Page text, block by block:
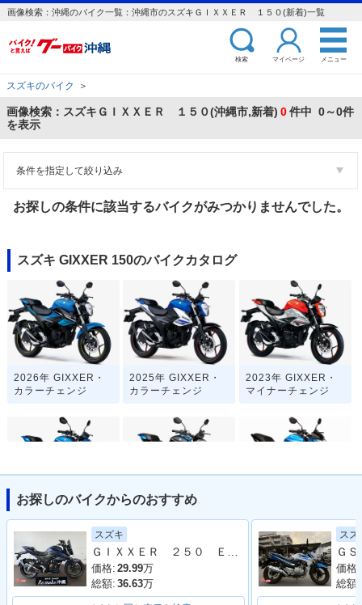
画像検索：沖縄のバイク一覧：沖縄市のスズキＧＩＸＸＥＲ １５０(新着)一覧
検索 マイページ メニュー
スズキのバイク ＞
画像検索：スズキＧＩＸＸＥＲ １５０(沖縄市,新着) 0件中 0～0件
を表示
条件を指定して絞り込み
お探しの条件に該当するバイクがみつかりませんでした。
スズキ GIXXER 150のバイクカタログ
2026年 GIXXER・
カラーチェンジ
2025年 GIXXER・
カラーチェンジ
2023年 GIXXER・
マイナーチェンジ
お探しのバイクからのおすすめ
スズキ
ＧＩＸＸＥＲ ２５０ ＥＤ２２Ｙ ２０２３年モデル バクステ レバー スクリーン
価格: 29.99万
総額: 36.63万
スズ
価格:
総額: